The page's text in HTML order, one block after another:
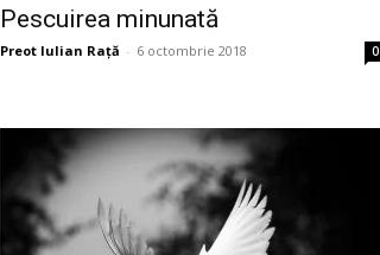
Pescuirea minunată
Preot Iulian Raţă - 6 octombrie 2018 0